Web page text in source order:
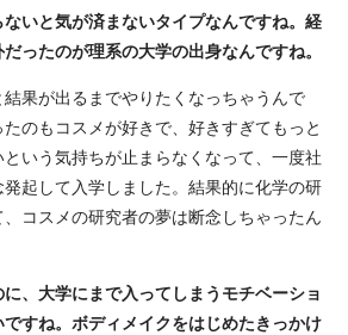
いと気が済まないタイプなんですね。経
ったのが理系の大学の出身なんですね。
結果が出るまでやりたくなっちゃうんで
のもコスメが好きで、好きすぎてもっと
いう気持ちが止まらなくなって、一度社
起して入学しました。結果的に化学の研
コスメの研究者の夢は断念しちゃったん
、大学にまで入ってしまうモチベーショ
すね。ボディメイクをはじめたきっかけ